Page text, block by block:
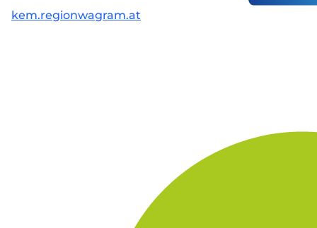
kem.regionwagram.at